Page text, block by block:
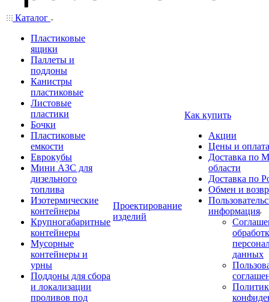
Каталог
Пластиковые
ящики
Паллеты и
поддоны
Канистры
пластиковые
Листовые
пластики
Бочки
Пластиковые
емкости
Еврокубы
Мини АЗС для
дизельного
топлива
Изотермические
контейнеры
Крупногабаритные
контейнеры
Мусорные
контейнеры и
урны
Поддоны для сбора
и локализации
проливов под
Проектирование
изделий
Как купить
Акции
Цены и оплата
Доставка по
области
Доставка по
Обмен и
информация
данных